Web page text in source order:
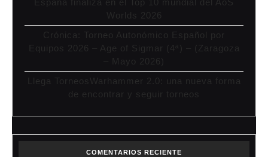
España finaliza en el Top 10 mundial del AoS
Worlds 2026
Crónica: Torneo Autonómico Español por
Equipos 2026 – Age of Sigmar (4ª) – (Zaragoza
– Mayo 2026)
Llega TorneosWarhammer 2.0: una nueva forma
de encontrar y seguir torneos
COMENTARIOS RECIENTE